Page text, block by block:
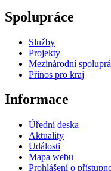
Spolupráce
Služby
Projekty
Mezinárodní
Přínos pro kraj
Informace
Úřední deska
Aktuality
Události
Mapa webu
Prohlášení o